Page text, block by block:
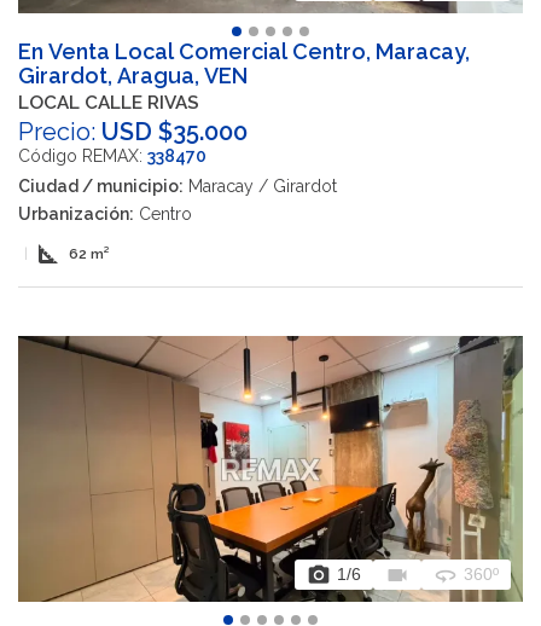
En Venta Local Comercial Centro, Maracay,
Girardot, Aragua, VEN
LOCAL CALLE RIVAS
Precio: USD $35.000
Código REMAX: 338470
Ciudad / municipio: Maracay / Girardot
Urbanización: Centro
square_foot 62 m²
photo_camera 1/6 videocam 360 360º